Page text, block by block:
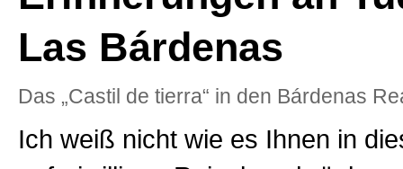
Las Bárdenas
Das „Castil de tierra“ in den Bárdenas
Ich weiß nicht wie es Ihnen in